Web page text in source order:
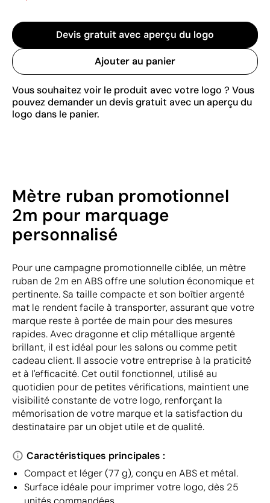
Devis gratuit avec aperçu du logo
Ajouter au panier
Vous souhaitez voir le produit avec votre logo ? Vous
pouvez demander un devis gratuit avec un aperçu du
logo dans le panier.
Mètre ruban promotionnel
2m pour marquage
personnalisé
Pour une campagne promotionnelle ciblée, un mètre
ruban de 2m en ABS offre une solution économique et
pertinente. Sa taille compacte et son boîtier argenté
mat le rendent facile à transporter, assurant que votre
marque reste à portée de main pour des mesures
rapides. Avec dragonne et clip métallique argenté
brillant, il est idéal pour les salons ou comme petit
cadeau client. Il associe votre entreprise à la praticité
et à l'efficacité. Cet outil fonctionnel, utilisé au
quotidien pour de petites vérifications, maintient une
visibilité constante de votre logo, renforçant la
mémorisation de votre marque et la satisfaction du
destinataire par un objet utile et de qualité.
Caractéristiques principales :
Compact et léger (77 g), conçu en ABS et métal.
Surface idéale pour imprimer votre logo, dès 25